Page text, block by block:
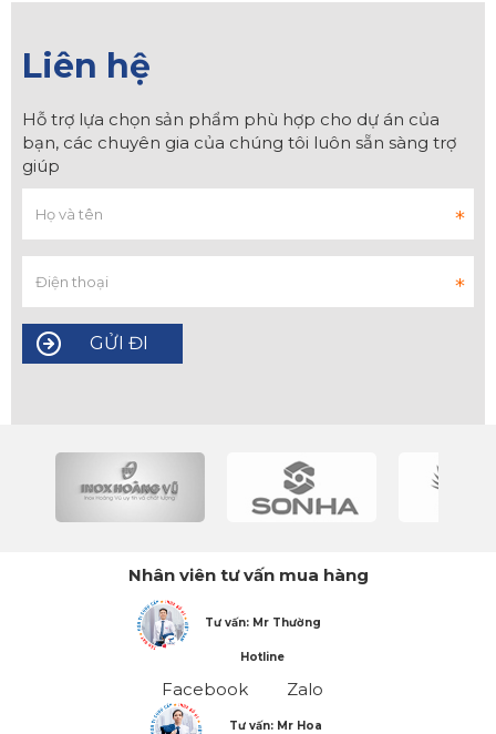
Liên hệ
Hỗ trợ lựa chọn sản phẩm phù hợp cho dự án của
bạn, các chuyên gia của chúng tôi luôn sẵn sàng trợ
giúp
Nhân viên tư vấn mua hàng
Tư vấn: Mr Thường
Hotline
Facebook Zalo
Tư vấn: Mr Hoa